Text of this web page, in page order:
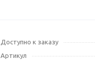
Доступно к заказу
Артикул